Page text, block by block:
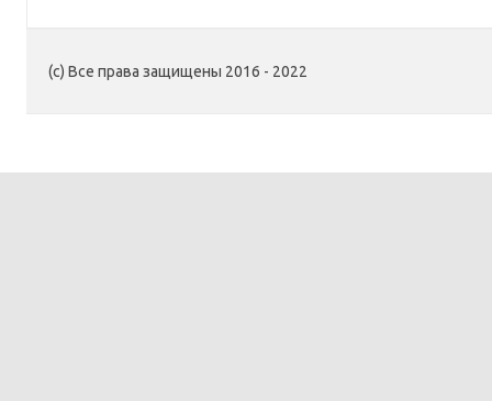
(c) Все права защищены 2016 - 2022